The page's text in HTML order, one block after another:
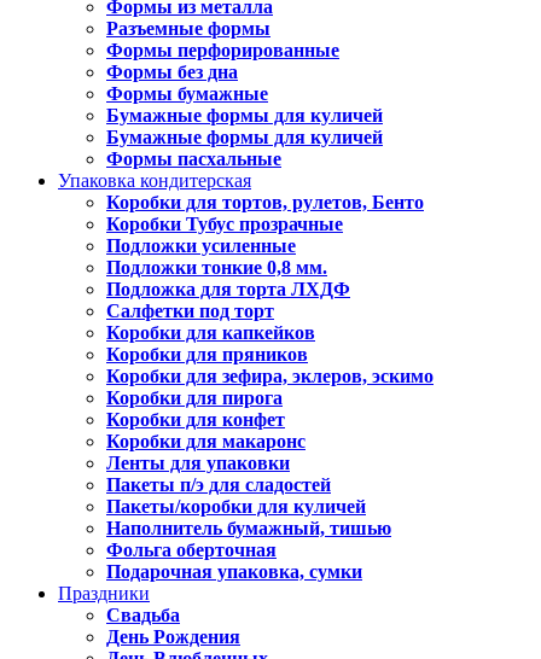
Формы из металла
Разъемные формы
Формы перфорированные
Формы без дна
Формы бумажные
Бумажные формы для куличей
Бумажные формы для куличей
Формы пасхальные
Упаковка кондитерская
Коробки для тортов, рулетов, Бенто
Коробки Тубус прозрачные
Подложки усиленные
Подложки тонкие 0,8 мм.
Подложка для торта ЛХДФ
Салфетки под торт
Коробки для капкейков
Коробки для пряников
Коробки для зефира, эклеров, эскимо
Коробки для пирога
Коробки для конфет
Коробки для макаронс
Ленты для упаковки
Пакеты п/э для сладостей
Пакеты/коробки для куличей
Наполнитель бумажный, тишью
Фольга оберточная
Подарочная упаковка, сумки
Праздники
Свадьба
День Рождения